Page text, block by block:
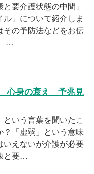
要介護状態の中間」
ル」について紹介しま
その予防法などをお伝
…
心身の衰え 予兆見
いう言葉を聞いたこ
？「虚弱」という意味
いえないが介護が必要
と要…